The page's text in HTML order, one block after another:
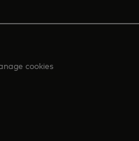
cookies